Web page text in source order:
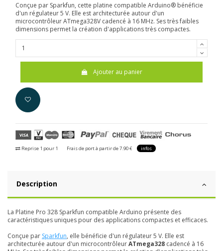
Conçue par Sparkfun, cette platine compatible Arduino® bénéficie
d'un régulateur 5 V. Elle est architecturée autour d'un
microcontrôleur ATmega328V cadencé à 16 MHz. Ses très faibles
dimensions permet la création d'applications très compactes.
Ajouter au panier
Reprise 1 pour 1 Frais de port à partir de 7.90 € infos
Description
La Platine Pro 328 Sparkfun compatible Arduino présente des
caractéristiques uniques pour des applications compactes et efficaces.
Conçue par Sparkfun, elle bénéficie d'un régulateur 5 V. Elle est
architecturée autour d'un microcontrôleurATmega328 cadencé à 16